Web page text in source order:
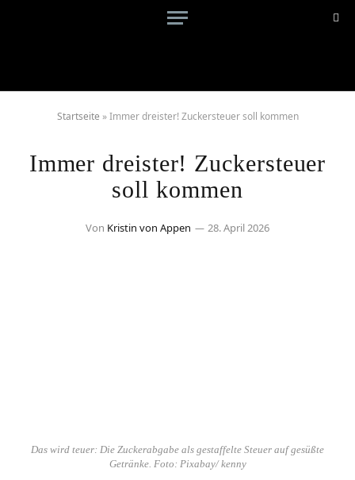
Startseite »Immer dreister! Zuckersteuer soll kommen
Immer dreister! Zuckersteuer
soll kommen
Von Kristin von Appen 28. April 2026
Das wird teuer: Die Zuckerabgabe als gestaffelte Steuer auf gesüßte
Getränke. Foto: Pixabay/ kenny